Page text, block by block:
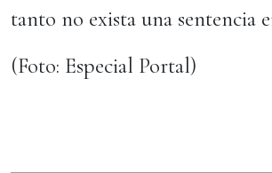
tanto no exista una sentencia
(Foto: Especial Portal)